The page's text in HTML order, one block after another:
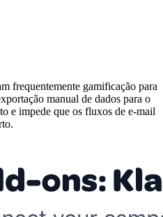
frequentemente gamificação para
manual de dados para o
e impede que os fluxos de e-mail